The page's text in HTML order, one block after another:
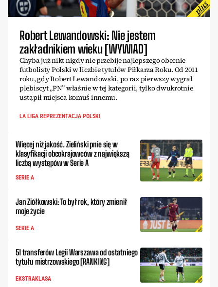
Robert Lewandowski: Nie jestem
zakładnikiem wieku [WYWIAD]
Chyba już nikt nigdy nie przebije najlepszego obecnie
futbolisty Polski w liczbie tytułów Piłkarza Roku. Od 2011
roku, gdy Robert Lewandowski, po raz pierwszy wygrał
plebiscyt „PN” właśnie w tej kategorii, tylko dwukrotnie
ustąpił miejsca komuś innemu.
LA LIGA REPREZENTACJA POLSKI
Więcej niż jakość. Zieliński pnie się w
klasyfikacji obcokrajowców z największą
liczbą występów w Serie A
SERIE A
Jan Ziółkowski: To był rok, który zmienił
moje życie
SERIE A
51 transferów Legii Warszawa od ostatniego
tytułu mistrzowskiego [RANKING]
EKSTRAKLASA